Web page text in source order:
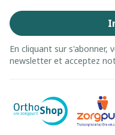
En cliquant sur s'abonner,
newsletter et acceptez